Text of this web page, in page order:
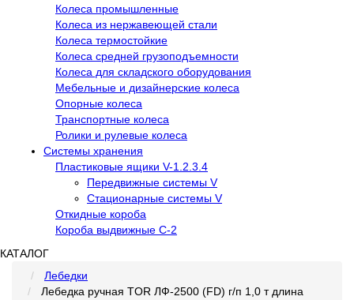
Колеса промышленные
Колеса из нержавеющей стали
Колеса термостойкие
Колеса средней грузоподъемности
Колеса для складского оборудования
Мебельные и дизайнерские колеса
Опорные колеса
Транспортные колеса
Ролики и рулевые колеса
Системы хранения
Пластиковые ящики V-1.2.3.4
Передвижные системы V
Стационарные системы V
Откидные короба
Короба выдвижные С-2
КАТАЛОГ
Лебедки
Лебедка ручная TOR ЛФ-2500 (FD) г/п 1,0 т длина